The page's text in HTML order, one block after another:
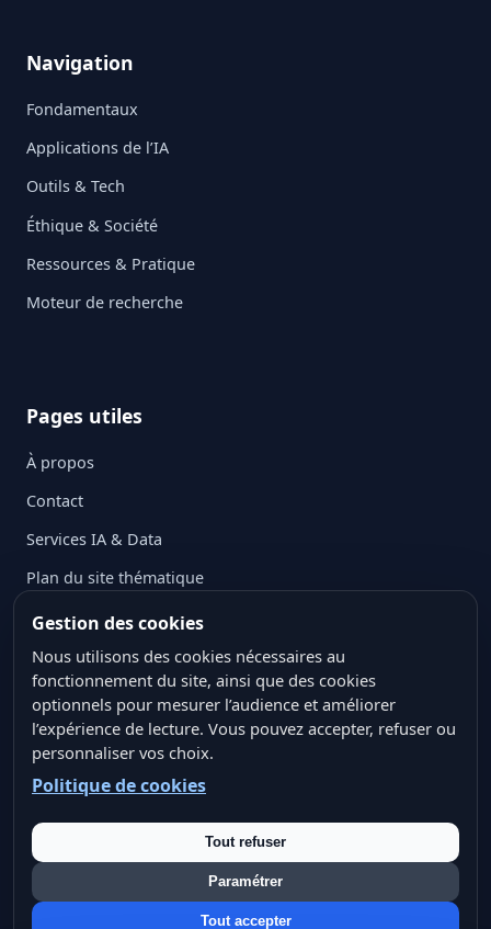
Navigation
Fondamentaux
Applications de l’IA
Outils & Tech
Éthique & Société
Ressources & Pratique
Moteur de recherche
Pages utiles
À propos
Contact
Services IA & Data
Plan du site thématique
Mentions légales
Politique de confidentialité
Politique des cookies
Conditions générales d’utilisation
© 2026 IANA Data — Tous droits réservés.
Gestion des cookies
Nous utilisons des cookies nécessaires au
fonctionnement du site, ainsi que des cookies
optionnels pour mesurer l’audience et améliorer
l’expérience de lecture. Vous pouvez accepter, refuser ou
personnaliser vos choix.
Politique de cookies
Tout refuser
Paramétrer
Tout accepter